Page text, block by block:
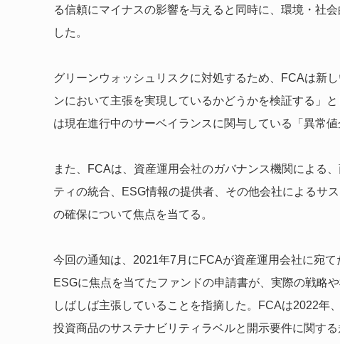
る信頼にマイナスの影響を与えると同時に、環境・社
した。
グリーンウォッシュリスクに対処するため、FCAは新
ンにおいて主張を実現しているかどうかを検証する」
は現在進行中のサーベイランスに関与している「異常
また、FCAは、資産運用会社のガバナンス機関による
ティの統合、ESG情報の提供者、その他会社によるサ
の確保について焦点を当てる。
今回の通知は、2021年7月にFCAが資産運用会社に宛
ESGに焦点を当てたファンドの申請書が、実際の戦略
しばしば主張していることを指摘した。FCAは2022年
投資商品のサステナビリティラベルと開示要件に関す